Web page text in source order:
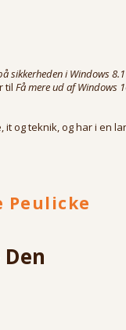
sikkerheden i Windows 8.1
til Få mere ud af Windows
og teknik, og har i en
til de mange
er Sofus
vil have mest muligt ud
IT i hele sin karriere.
i Københavns
som konsulent i en
KMD, Mærsk Data,
Peulicke